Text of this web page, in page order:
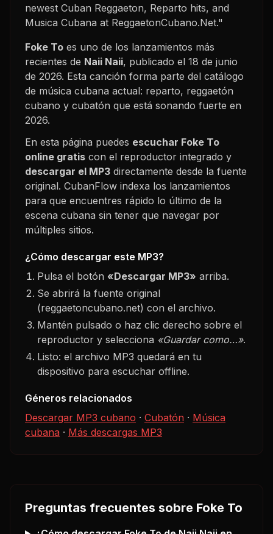
newest Cuban Reggaeton, Reparto hits, and
Musica Cubana at ReggaetonCubano.Net."
Foke To es uno de los lanzamientos más
recientes de Naii Naii, publicado el 18 de junio
de 2026. Esta canción forma parte del catálogo
de música cubana actual: reparto, reggaetón
cubano y cubatón que está sonando fuerte en
2026.
En esta página puedes escuchar Foke To
online gratis con el reproductor integrado y
descargar el MP3 directamente desde la fuente
original. CubanFlow indexa los lanzamientos
para que encuentres rápido lo último de la
escena cubana sin tener que navegar por
múltiples sitios.
¿Cómo descargar este MP3?
Pulsa el botón «Descargar MP3» arriba.
Se abrirá la fuente original
(reggaetoncubano.net) con el archivo.
Mantén pulsado o haz clic derecho sobre el
reproductor y selecciona «Guardar como…».
Listo: el archivo MP3 quedará en tu
dispositivo para escuchar offline.
Géneros relacionados
Descargar MP3 cubano · Cubatón · Música
cubana · Más descargas MP3
Preguntas frecuentes sobre Foke To